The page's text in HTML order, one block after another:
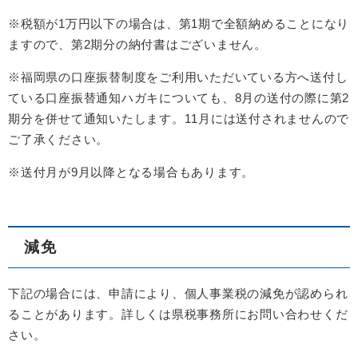
※税額が1万円以下の場合は、第1期で全額納めることになり
ますので、第2期分の納付書はございません。
※福岡県の口座振替制度をご利用いただいている方へ送付し
ている口座振替通知ハガキについても、8月の送付の際に第2
期分を併せて通知いたします。11月には送付されませんので
ご了承ください。
※送付月が9月以降となる場合もあります。
減免
下記の場合には、申請により、個人事業税の減免が認められ
ることがあります。詳しくは県税事務所にお問い合わせくだ
さい。